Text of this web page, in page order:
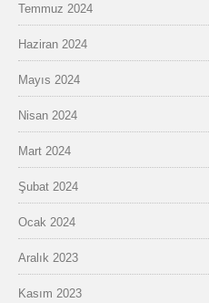
Temmuz 2024
Haziran 2024
Mayıs 2024
Nisan 2024
Mart 2024
Şubat 2024
Ocak 2024
Aralık 2023
Kasım 2023